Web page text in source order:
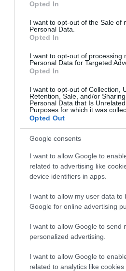
use your data for below specified
consent section.
Opted In
I want to opt-out of the Sale of
Personal Data.
Opted In
I want to opt-out of processing
Personal Data for Targeted
Opted In
I want to opt-out of Collection,
Retention, Sale, and/or
Personal Data that Is
Purposes for which it was
Opted Out
Google consents
I want to allow Google to
related to advertising like
device identifiers in apps.
I want to allow my user data to
Google for online advertising
I want to allow Google to send
personalized advertising.
I want to allow Google to
related to analytics like
Απαιτείται ρύθμιση. Η
διαθεσιμότητα διαφέρουν.
⁹ Τα Google και Android
της Google LLC, διαθέσιμα
συσκευές και απαιτείται
διαδίκτυο. Λειτουργούν σε
εφαρμογές και επιφάνειες.
ενδέχεται να διαφέρουν
αντιστοιχίες. Ελέγξτε τις
ακρίβεια.
¹⁰ Λειτουργεί σε συμβατές
λειτουργιών και υπηρεσιών
ανάλογα με την έκδοση
εφαρμογές, τις περιοχές
συσκευών. Παρακαλούμε
πραγματική χρήση.